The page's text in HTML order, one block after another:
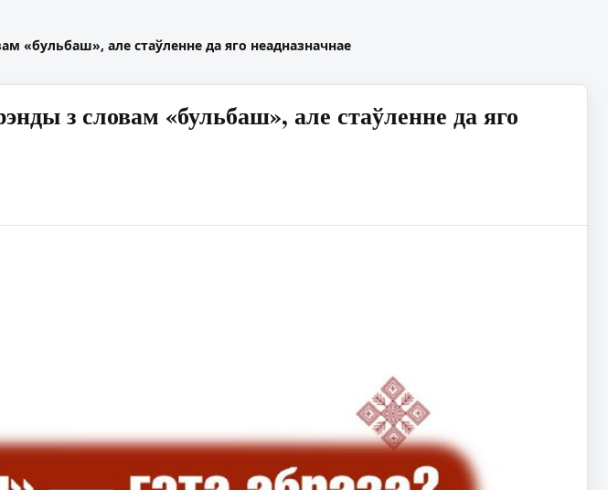
«бульбаш», але стаўленне да яго неадназначнае
з словам «бульбаш», але стаўленне да яго